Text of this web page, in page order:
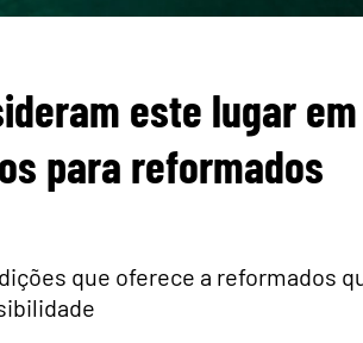
este lugar em
para reformados
que oferece a reformados